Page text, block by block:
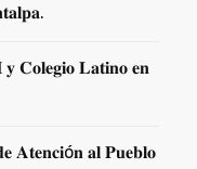
𝐂𝐨𝐥𝐞𝐠𝐢𝐨 𝐋𝐚𝐭𝐢𝐧𝐨 𝐞𝐧
𝐀𝐭𝐞𝐧𝐜𝐢ó𝐧 𝐚𝐥 𝐏𝐮𝐞𝐛𝐥𝐨